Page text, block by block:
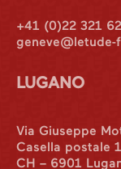
+41 (0)22 321
LUGANO
Via Giuseppe
Casella postale
CH – 6901